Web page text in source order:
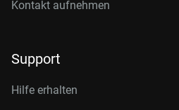
Kontakt aufnehmen
Support
Hilfe erhalten